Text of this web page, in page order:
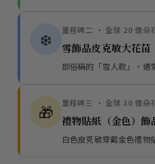
❄️ 里程碑二 · 全球 20 億朵
雪飾品皮克敏大花苗
即俗稱的「雪人款」，通
🎁 里程碑三 · 全球 30 億朵
禮物貼紙（金色）飾
白色皮克敏穿戴金色禮物